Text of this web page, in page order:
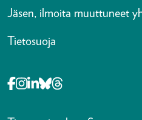
Jäsen, ilmoita muuttuneet
Tietosuoja
Opens in a new tab
Opens in a new tab
Opens in a new tab
Opens in a new